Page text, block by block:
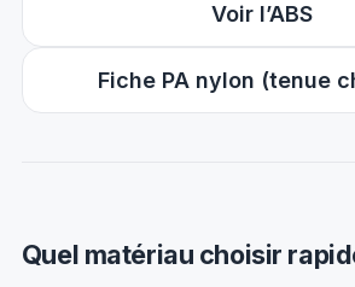
Voir l’ABS
Fiche PA nylon (tenue
Quel matériau choisir